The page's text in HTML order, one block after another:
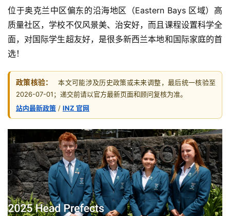
位于奥克兰中区偏东的沿海地区（Eastern Bays 区域）高
质量社区，学校不仅风景美、治安好，而且课程设置科学全
面，对国际学生超友好，是很多新西兰本地和国际家庭的首
选！
政策核验：
本文可能涉及历史政策或未来调整，最后统一核验至
2026-07-01；递交前请以官方最新页面和顾问复核为准。
站内最新政策 / INZ 官网